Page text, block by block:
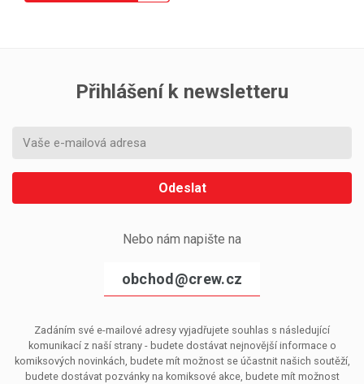
Přihlášení k newsletteru
Odeslat
Nebo nám napište na
obchod@crew.cz
Zadáním své e-mailové adresy vyjadřujete souhlas s následující
komunikací z naší strany - budete dostávat nejnovější informace o
komiksových novinkách, budete mít možnost se účastnit našich soutěží,
budete dostávat pozvánky na komiksové akce, budete mít možnost